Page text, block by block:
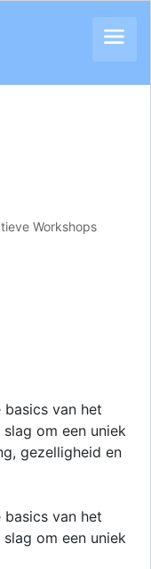
Workshops
van het
om een uniek
gezelligheid en
van het
om een uniek